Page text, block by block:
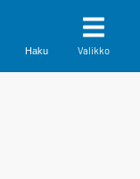
Haku Valikko